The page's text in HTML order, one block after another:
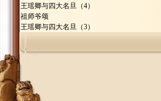
王瑶卿与四大名旦（4）
祖师爷颂
王瑶卿与四大名旦（3）